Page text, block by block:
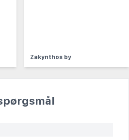
Zakynthos by